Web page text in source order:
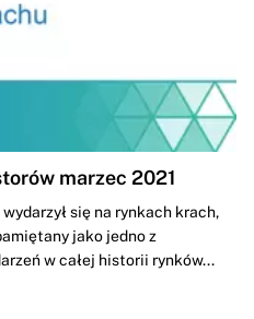
marzec 2021
się na rynkach krach,
jako jedno z
w całej historii rynków...